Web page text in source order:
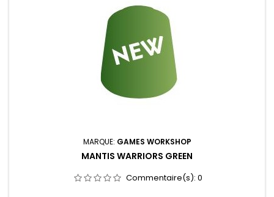
MARQUE: GAMES WORKSHOP
MANTIS WARRIORS GREEN
Commentaire(s): 0